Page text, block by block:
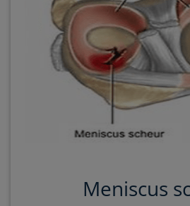
Meniscus